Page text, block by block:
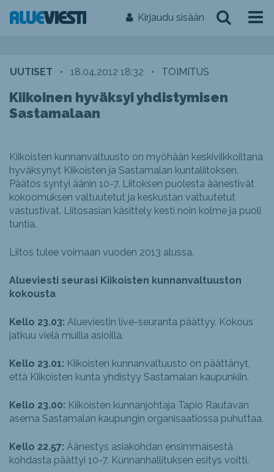
Kirjaudu sisään
UUTISET • 18.04.2012 18:32 • TOIMITUS
Kiikoinen hyväksyi yhdistymisen
Sastamalaan
Kiikoisten kunnanvaltuusto on myöhään keskiviikkoiltana
hyväksynyt Kiikoisten ja Sastamalan kuntaliitoksen.
Päätös syntyi äänin 10-7. Liitoksen puolesta äänestivät
kokoomuksen valtuutetut ja keskustan valtuutetut
vastustivat. Liitosasian käsittely kesti noin kolme ja puoli
tuntia.
Liitos tulee voimaan vuoden 2013 alussa.
Alueviesti seurasi Kiikoisten kunnanvaltuuston
kokousta
Kello 23.03: Alueviestin live-seuranta päättyy. Kokous
jatkuu vielä muilla asioilla.
Kello 23.01: Kiikoisten kunnanvaltuusto on päättänyt,
että Kiikoisten kunta yhdistyy Sastamalan kaupunkiin.
Kello 23.00: Kiikoisten kunnanjohtaja Tapio Rautavan
asema Sastamalan kaupungin organisaatiossa puhuttaa.
Kello 22.57: Äänestys asiakohdan ensimmäisestä
kohdasta päättyi 10-7. Kunnanhallituksen esitys voitti.